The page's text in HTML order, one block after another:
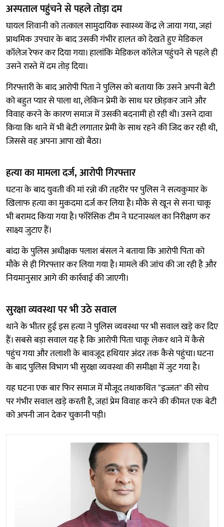
अस्पताल पहुंचने से पहले तोड़ा दम
घायल शिवानी को तत्काल सामुदायिक स्वास्थ्य केंद्र ले जाया गया, जहां
प्राथमिक उपचार के बाद उसकी गंभीर हालत को देखते हुए मेडिकल
कॉलेज रेफर कर दिया गया। हालांकि मेडिकल कॉलेज पहुंचने से पहले ही
उसने रास्ते में दम तोड़ दिया।
गिरफ्तारी के बाद आरोपी पिता ने पुलिस को बताया कि उसने अपनी बेटी
को बहुत प्यार से पाला था, लेकिन प्रेमी के साथ घर छोड़कर जाने और
विवाह करने के कारण समाज में उसकी बदनामी हो रही थी। उसने दावा
किया कि थाने में भी बेटी लगातार प्रेमी के साथ रहने की जिद कर रही थी,
जिससे वह अपना आपा खो बैठा।
हत्या का मामला दर्ज, आरोपी गिरफ्तार
घटना के बाद युवती की मां रन्नो की तहरीर पर पुलिस ने सत्यकुमार के
खिलाफ हत्या का मुकदमा दर्ज कर लिया है। मौके से खून से सना चाकू
भी बरामद किया गया है। फॉरेंसिक टीम ने घटनास्थल का निरीक्षण कर
साक्ष्य जुटाए हैं।
बांदा के पुलिस अधीक्षक पलाश बंसल ने बताया कि आरोपी पिता को
मौके से ही गिरफ्तार कर लिया गया है। मामले की जांच की जा रही है और
नियमानुसार आगे की कार्रवाई की जाएगी।
सुरक्षा व्यवस्था पर भी उठे सवाल
थाने के भीतर हुई इस हत्या ने पुलिस व्यवस्था पर भी सवाल खड़े कर दिए
हैं। सबसे बड़ा सवाल यह है कि आरोपी पिता चाकू लेकर थाने में कैसे
पहुंच गया और तलाशी के बावजूद हथियार अंदर तक कैसे पहुंचा। घटना
के बाद पुलिस विभाग भी सुरक्षा व्यवस्था की समीक्षा में जुट गया है।
यह घटना एक बार फिर समाज में मौजूद तथाकथित "इज्जत" की सोच
पर गंभीर सवाल खड़े करती है, जहां प्रेम विवाह करने की कीमत एक बेटी
को अपनी जान देकर चुकानी पड़ी।